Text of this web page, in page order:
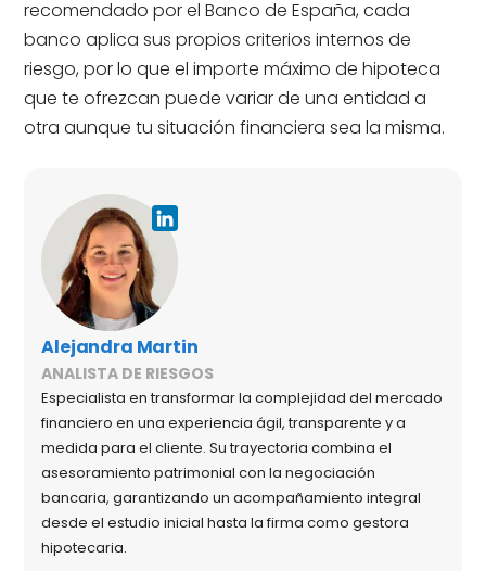
recomendado por el Banco de España, cada
banco aplica sus propios criterios internos de
riesgo, por lo que el importe máximo de hipoteca
que te ofrezcan puede variar de una entidad a
otra aunque tu situación financiera sea la misma.
Alejandra Martin
ANALISTA DE RIESGOS
Especialista en transformar la complejidad del mercado
financiero en una experiencia ágil, transparente y a
medida para el cliente. Su trayectoria combina el
asesoramiento patrimonial con la negociación
bancaria, garantizando un acompañamiento integral
desde el estudio inicial hasta la firma como gestora
hipotecaria.